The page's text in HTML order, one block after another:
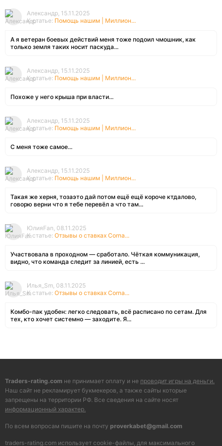
Александр, 15.11.2025
К статье: Помощь нашим | Миллион...
А я ветеран боевых действий меня тоже подоил чмошник, как
только земля таких носит паскуда...
Александр, 15.11.2025
К статье: Помощь нашим | Миллион...
Похоже у него крыша при власти...
Александр, 15.11.2025
К статье: Помощь нашим | Миллион...
С меня тоже самое...
Александр, 15.11.2025
К статье: Помощь нашим | Миллион...
Такая же херня, тозаэто дай потом ещё ещё короче ктдалово,
говорю верни что я тебе перевёл а что там...
ЮлияFan, 08.11.2025
К статье: Отзывы о ставках Corna...
Участвовала в проходном — сработало. Чёткая коммуникация,
видно, что команда следит за линией, есть ...
Илья_Sm, 08.11.2025
К статье: Отзывы о ставках Corna...
Комбо-пак удобен: легко следовать, всё расписано по сетам. Для
тех, кто хочет системно — заходите. Я...
Traders-rating.com не принимает оплату и не проводит игры на деньги.
Наш сайт не рекламирует букмекеров, а также сайты которые
запрещены на территории РФ. Все сведения на сайте носят
информационный характер.
По всем вопросам пишите на почту proverkabet@gmail.com
traders-rating.com использует cookie-файлы, для максимального